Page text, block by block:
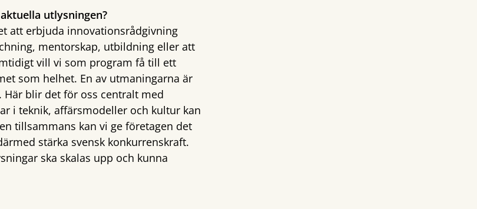
utlysningen?
att erbjuda innovationsrådgivning
mentorskap, utbildning eller att
vill vi som program få till ett
som helhet. En av utmaningarna är
blir det för oss centralt med
i teknik, affärsmodeller och kultur kan
tillsammans kan vi ge företagen det
stärka svensk konkurrenskraft.
ska skalas upp och kunna